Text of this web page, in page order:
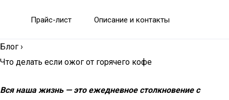
Прайс-лист Описание и контакты
Блог ›
Что делать если ожог от горячего кофе
Вся наша жизнь — это ежедневное столкновение с